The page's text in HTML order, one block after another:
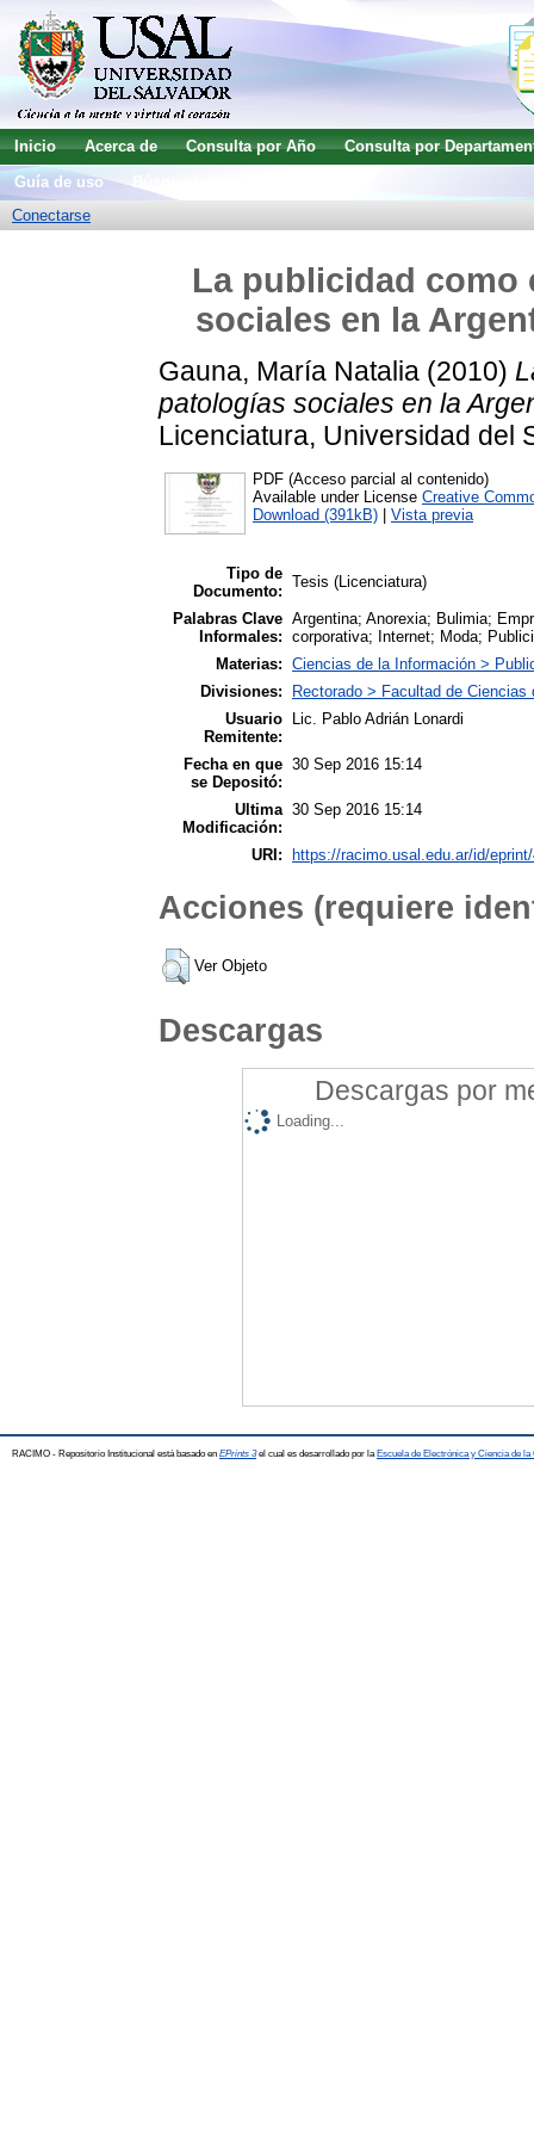
Inicio Acerca de Consulta por Año
Consulta por
Guía de uso
Conectarse
La publicidad como
sociales en la
Gauna, María Natalia (2010)
patologías sociales en la
Licenciatura, Universidad del
PDF (Acceso parcial al contenido)
Available under License Creative
Download (391kB)
Vista previa
Tipo de
Documento:
Tesis (Licenciatura)
Palabras Clave
Informales:
Argentina; Anorexia; Bulimia;
corporativa; Internet; Moda;
Materias: Ciencias de la Información >
Divisiones:
Rectorado > Facultad de
Usuario
Remitente:
Lic. Pablo Adrián Lonardi
Fecha en que
se Depositó:
30 Sep 2016 15:14
Ultima
Modificación:
30 Sep 2016 15:14
URI: https://racimo.usal.edu.ar/id/
Acciones (requiere
Ver Objeto
Descargas
Descargas por
Loading...
RACIMO - Repositorio Institucional está basado en EPrints 3el cual es desarrollado por la Escuela de Electrónica y Ciencia de la